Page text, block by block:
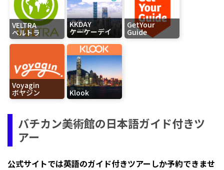
VELTRA
ベルトラ
KKDAY
ケーケーデイ
GetYour
Guide
Voyagin
ボヤジン Klook
バチカン美術館の日本語ガイド付きツ
アー
公式サイトでは英語のガイド付きツアーしか予約できませ